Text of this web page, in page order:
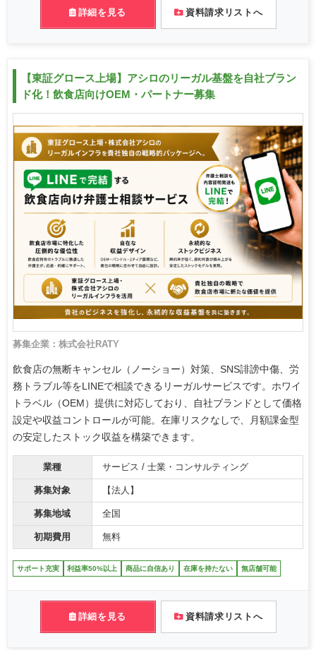
詳細を見る 資料請求リストへ
【東証グロース上場】アシロのリーガル基盤を自社ブラン
ド化！飲食店向けOEM・パートナー募集
募集企業：株式会社RATY
飲食店の無断キャンセル（ノーショー）対策、SNS誹謗中傷、労
務トラブル等をLINEで相談できるリーガルサービスです。ホワイ
トラベル（OEM）提供に対応しており、自社ブランドとして価格
設定や収益コントロールが可能。在庫リスクなしで、月額課金型
の安定したストック収益を構築できます。
業種 サービス / 士業・コンサルティング
募集対象 【法人】
募集地域 全国
初期費用 無料
サポート充実 利益率50%以上 商品に自信あり 在庫を持たない 無店舗可能
詳細を見る 資料請求リストへ